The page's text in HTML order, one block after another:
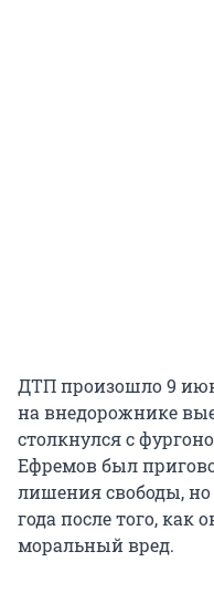
ДТП произошло 9
на внедорожнике
столкнулся с
Ефремов был
лишения свободы, но
года после того, как
моральный вред.